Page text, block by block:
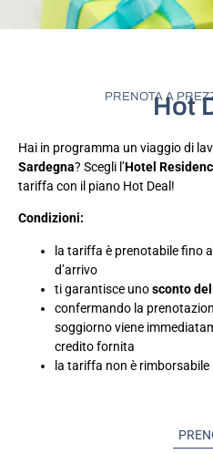
PRENOTA AHot
Hai in programma un viaggio di
Sardegna? Scegli l’Hotel
tariffa con il piano Hot Deal!
Condizioni:
la tariffa è prenotabile fino
d’arrivo
ti garantisce unosconto del
confermando la
soggiorno viene
credito fornita
la tariffa non è rimborsabile